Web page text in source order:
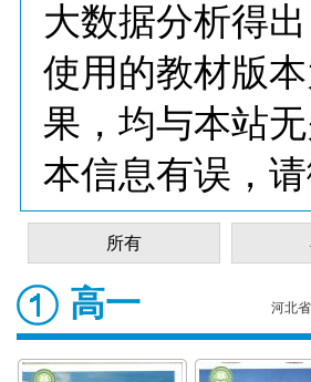
大数据分析得
使用的教材版
果，均与本站
本信息有误，
所有
高一 河北